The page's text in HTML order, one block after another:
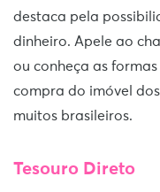
destaca pela
dinheiro. Apele ao
ou conheça as
compra do imóvel
muitos brasileiros.
Tesouro Direto